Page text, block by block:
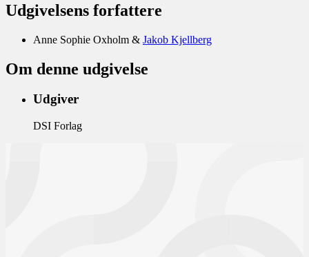
Udgivelsens forfattere
Anne Sophie Oxholm Jakob Kjellberg
Om denne udgivelse
Udgiver
DSI Forlag